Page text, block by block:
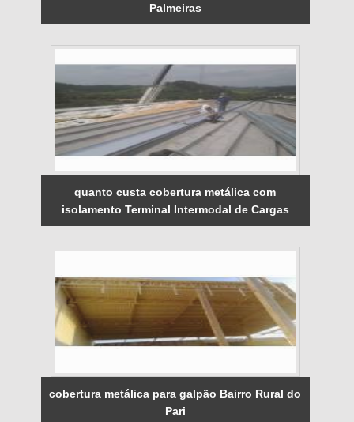
Palmeiras
quanto custa cobertura metálica com
isolamento Terminal Intermodal de Cargas
cobertura metálica para galpão Bairro Rural do
Pari